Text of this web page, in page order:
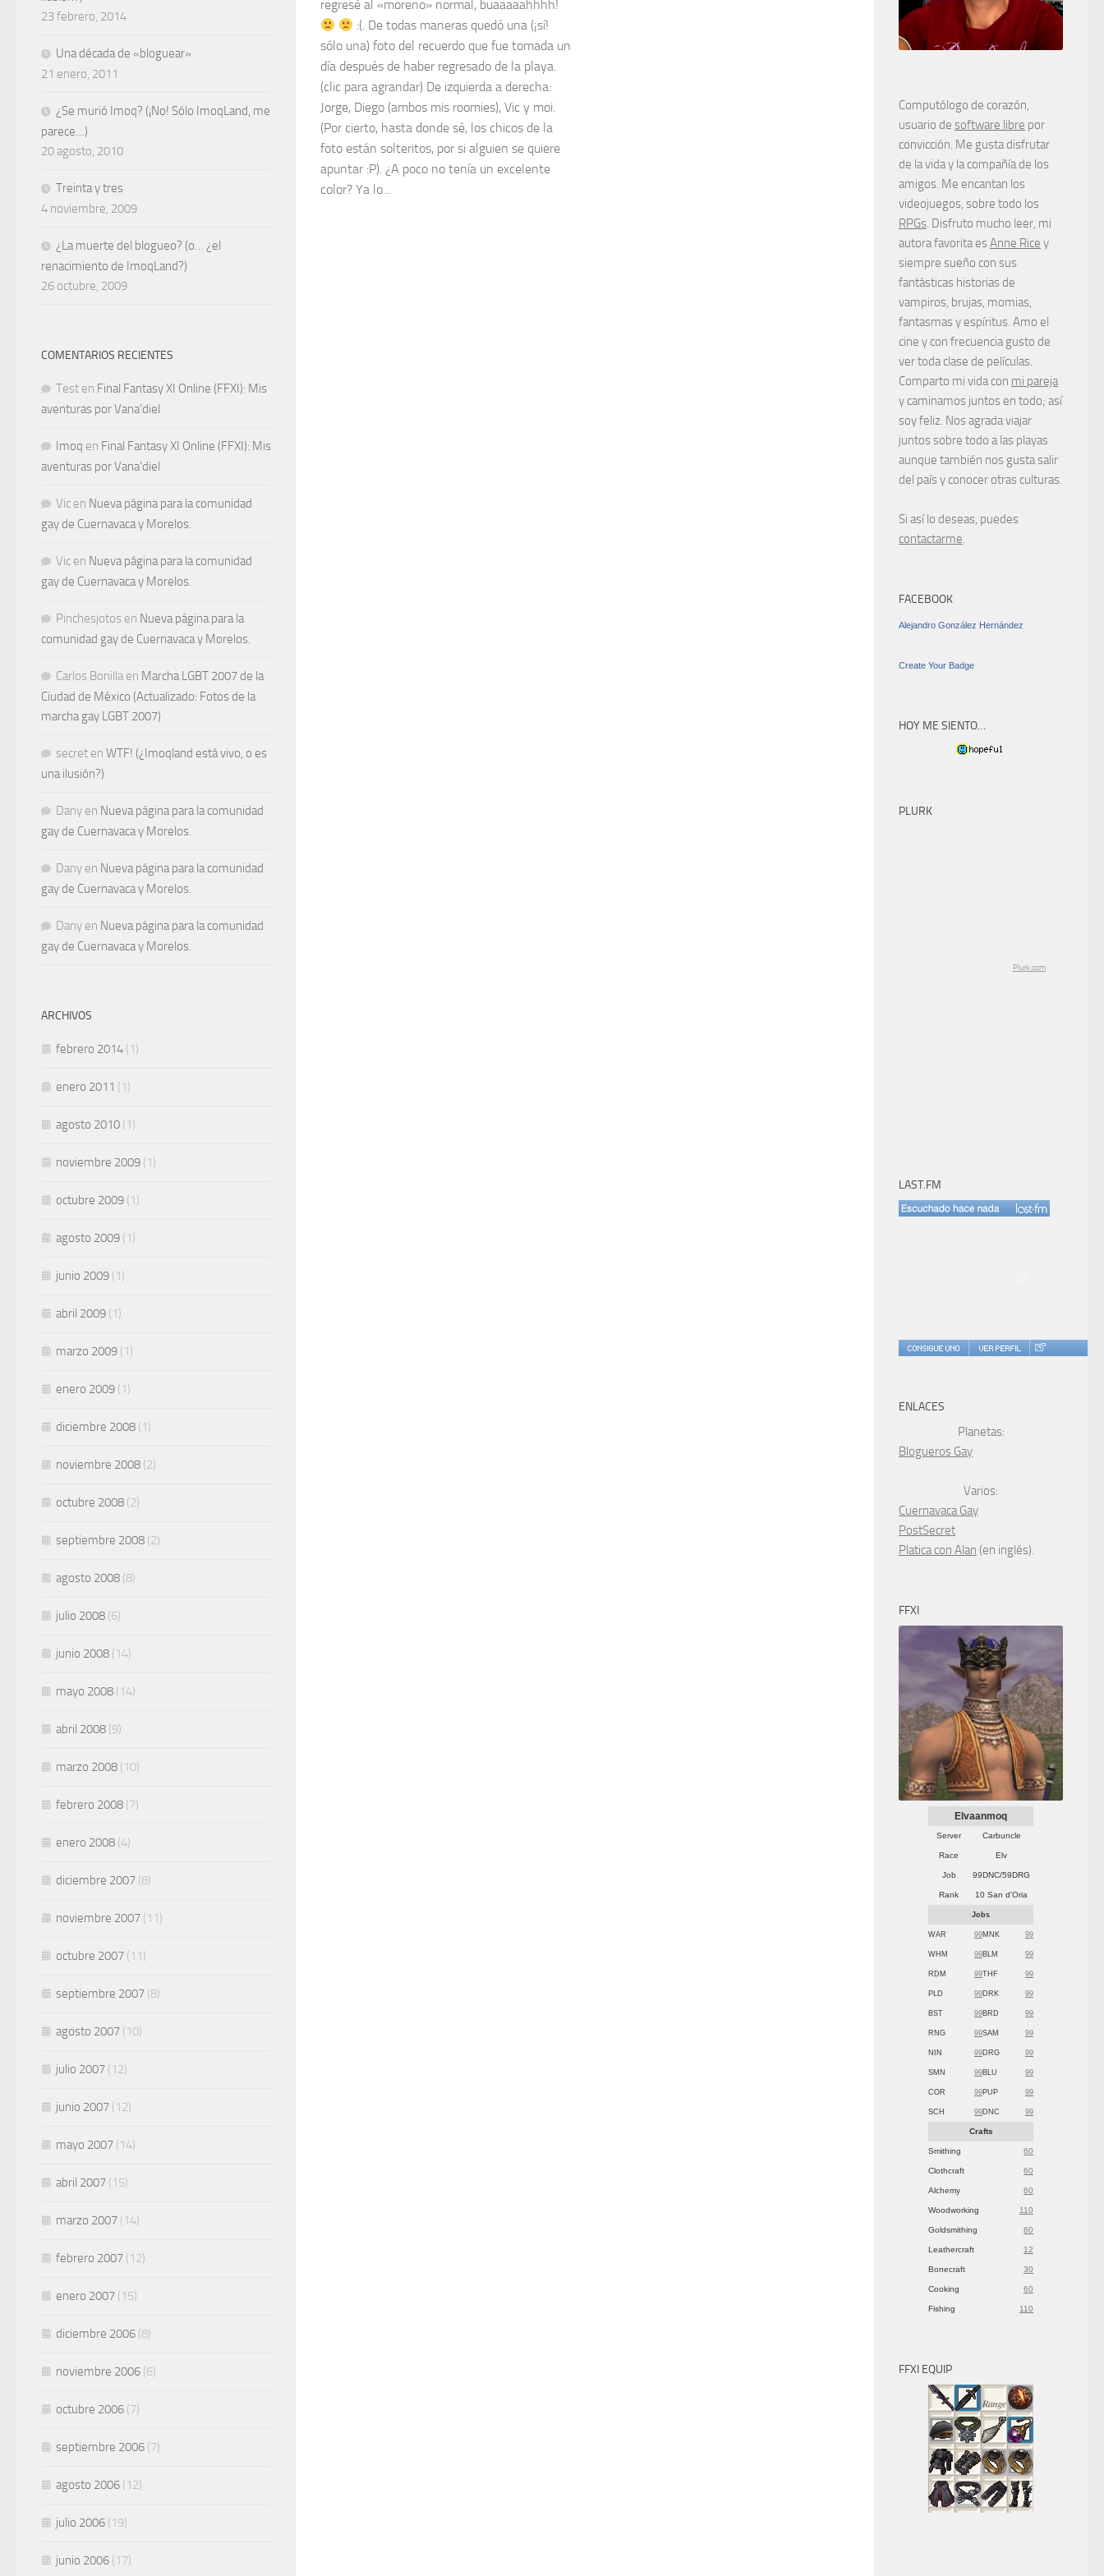
regresé al «moreno» normal, buaaaaahhhh!
:(. De todas maneras quedó una (¡sí!
sólo una) foto del recuerdo que fue tomada un
día después de haber regresado de la playa.
(clic para agrandar) De izquierda a derecha:
Jorge, Diego (ambos mis roomies), Vic y moi.
(Por cierto, hasta donde sé, los chicos de la
foto están solteritos, por si alguien se quiere
apuntar :P). ¿A poco no tenía un excelente
color? Ya lo...
23 febrero, 2014
Una década de «bloguear»
21 enero, 2011
¿Se murió Imoq? (¡No! Sólo ImoqLand, me
parece…)
20 agosto, 2010
Treinta y tres
4 noviembre, 2009
¿La muerte del blogueo? (o… ¿el
renacimiento de ImoqLand?)
26 octubre, 2009
COMENTARIOS RECIENTES
Test en Final Fantasy XI Online (FFXI): Mis
aventuras por Vana’diel
Imoq en Final Fantasy XI Online (FFXI): Mis
aventuras por Vana’diel
Vic en Nueva página para la comunidad
gay de Cuernavaca y Morelos.
Vic en Nueva página para la comunidad
gay de Cuernavaca y Morelos.
Pinchesjotos en Nueva página para la
comunidad gay de Cuernavaca y Morelos.
Carlos Bonilla en Marcha LGBT 2007 de la
Ciudad de México (Actualizado: Fotos de la
marcha gay LGBT 2007)
secret en WTF! (¿Imoqland está vivo, o es
una ilusión?)
Dany en Nueva página para la comunidad
gay de Cuernavaca y Morelos.
Dany en Nueva página para la comunidad
gay de Cuernavaca y Morelos.
Dany en Nueva página para la comunidad
gay de Cuernavaca y Morelos.
ARCHIVOS
febrero 2014 (1)
enero 2011 (1)
agosto 2010 (1)
noviembre 2009 (1)
octubre 2009 (1)
agosto 2009 (1)
junio 2009 (1)
abril 2009 (1)
marzo 2009 (1)
enero 2009 (1)
diciembre 2008 (1)
noviembre 2008 (2)
octubre 2008 (2)
septiembre 2008 (2)
agosto 2008 (8)
julio 2008 (6)
junio 2008 (14)
mayo 2008 (14)
abril 2008 (9)
marzo 2008 (10)
febrero 2008 (7)
enero 2008 (4)
diciembre 2007 (8)
noviembre 2007 (11)
octubre 2007 (11)
septiembre 2007 (8)
agosto 2007 (10)
julio 2007 (12)
junio 2007 (12)
mayo 2007 (14)
abril 2007 (15)
marzo 2007 (14)
febrero 2007 (12)
enero 2007 (15)
diciembre 2006 (8)
noviembre 2006 (6)
octubre 2006 (7)
septiembre 2006 (7)
agosto 2006 (12)
julio 2006 (19)
junio 2006 (17)
Computólogo de corazón,
usuario de software libre por
convicción. Me gusta disfrutar
de la vida y la compañía de los
amigos. Me encantan los
videojuegos, sobre todo los
RPGs. Disfruto mucho leer, mi
autora favorita esAnne Rice y
siempre sueño con sus
fantásticas historias de
vampiros, brujas, momias,
fantasmas y espíritus. Amo el
cine y con frecuencia gusto de
ver toda clase de películas.
Comparto mi vida con mi pareja
y caminamos juntos en todo; así
soy feliz. Nos agrada viajar
juntos sobre todo a las playas
aunque también nos gusta salir
del país y conocer otras culturas.
Si así lo deseas, puedes
contactarme.
FACEBOOK
Alejandro González Hernández
Create Your Badge
HOY ME SIENTO…
PLURK
Plurk.com
LAST.FM
ENLACES
Planetas:
Blogueros Gay
Varios:
Cuernavaca Gay
PostSecret
Platica con Alan (en inglés).
FFXI
Elvaanmoq
Server Carbuncle
Race Elv
Job 99DNC/59DRG
Rank 10 San d'Oria
Jobs
WAR 99MNK 99
WHM 99BLM 99
RDM 99THF 99
PLD 99DRK 99
BST 99BRD 99
RNG 99SAM 99
NIN 99DRG 99
SMN 99BLU 99
COR 99PUP 99
SCH 99DNC 99
Crafts
Smithing 60
Clothcraft 60
Alchemy 60
Woodworking 110
Goldsmithing 60
Leathercraft 12
Bonecraft 30
Cooking 60
Fishing 110
FFXI EQUIP